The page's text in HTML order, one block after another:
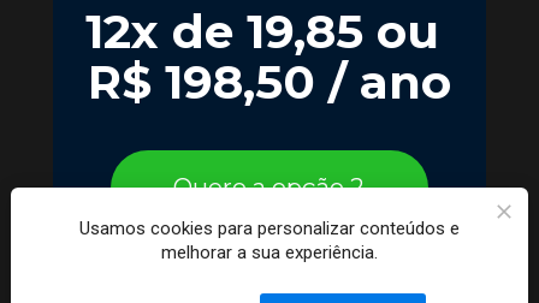
12x de 19,85 ou
R$ 198,50 / ano
Quero a opção 2
Usamos cookies para personalizar conteúdos e
melhorar a sua experiência.